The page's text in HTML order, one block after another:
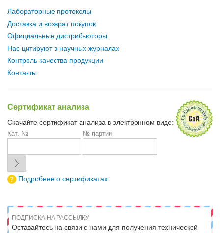
Лабораторные протоколы
Доставка и возврат покупок
Официальные дистрибьюторы
Нас цитируют в научных журналах
Контроль качества продукции
Контакты
Сертификат анализа
Скачайте сертификат анализа в электронном виде:
Кат. № № партии
Подробнее о сертификатах
ПОДПИСКА НА РАССЫЛКУ
Оставайтесь на связи с нами для получения технической